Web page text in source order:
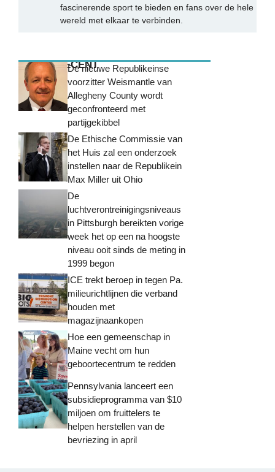
fascinerende sport te bieden en fans over de hele
wereld met elkaar te verbinden.
MEEST RECENTDe nieuwe Republikeinse
voorzitter Weismantle van
Allegheny County wordt
geconfronteerd met
partijgekibbel
De Ethische Commissie van
het Huis zal een onderzoek
instellen naar de Republikein
Max Miller uit Ohio
De
luchtverontreinigingsniveaus
in Pittsburgh bereikten vorige
week het op een na hoogste
niveau ooit sinds de meting in
1999 begon
ICE trekt beroep in tegen Pa.
milieurichtlijnen die verband
houden met
magazijnaankopen
Hoe een gemeenschap in
Maine vecht om hun
geboortecentrum te redden
Pennsylvania lanceert een
subsidieprogramma van $10
miljoen om fruittelers te
helpen herstellen van de
bevriezing in april